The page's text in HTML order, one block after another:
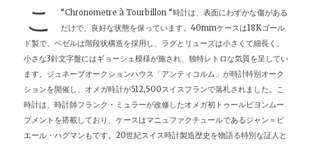
こ
“Chronometre à Tourbillon “時計は、表面にわずかな傷がある
だけで、良好な状態を保っています。40mmケースは18Kゴール
ド製で、ベゼルは階段状構造を採用し、ラグとリューズは小さくて細長く、
小さな3針文字盤にはギョーシェ模様が施され、独特レトロな気質を呈してい
ます。ジュネーブオークションハウス「アンティコルム」が時計特別オーク
ションを開催し、オメガ時計が512,500スイスフランで落札されました。こ
時計は、時計師フランク・ミュラーが改修したオメガ初トゥールビヨンムー
ブメントを搭載しており、ケースはマニュファクチュールであるジャン＝ピ
エール・ハグマンもです。20世紀スイス時計製造歴史を物語る特別な証人と